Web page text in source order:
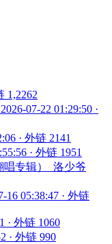
1,2262
2026-07-22 01:29:50 ·
· 外链 2141
· 外链 1951
唱专辑）_洛少爷
16 05:38:47 · 外链
· 外链 1060
· 外链 990